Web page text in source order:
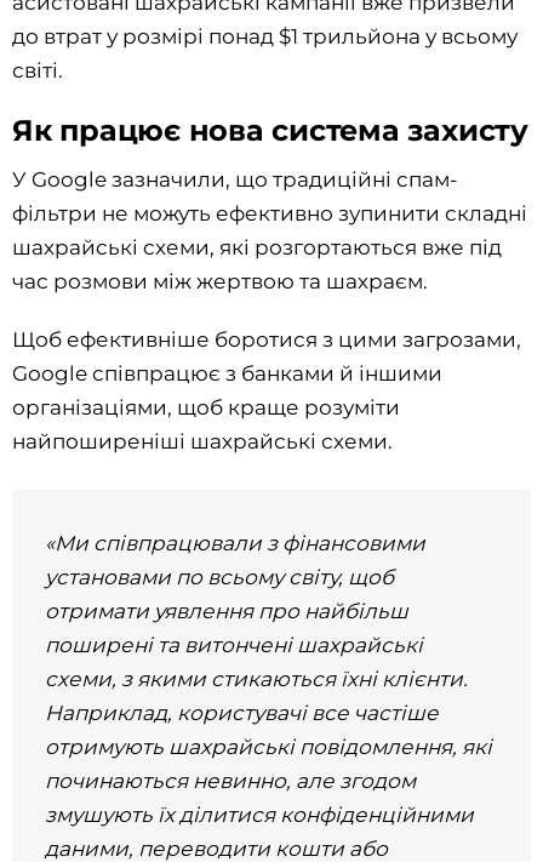
до втрат у розмірі понад $1 трильйона у всьому
світі.
Як працює нова система захисту
У Google зазначили, що традиційні спам-
фільтри не можуть ефективно зупинити складні
шахрайські схеми, які розгортаються вже під
час розмови між жертвою та шахраєм.
Щоб ефективніше боротися з цими загрозами,
Google співпрацює з банками й іншими
організаціями, щоб краще розуміти
найпоширеніші шахрайські схеми.
«Ми співпрацювали з фінансовими
установами по всьому світу, щоб
отримати уявлення про найбільш
поширені та витончені шахрайські
схеми, з якими стикаються їхні клієнти.
Наприклад, користувачі все частіше
отримують шахрайські повідомлення, які
починаються невинно, але згодом
змушують їх ділитися конфіденційними
даними, переводити кошти або